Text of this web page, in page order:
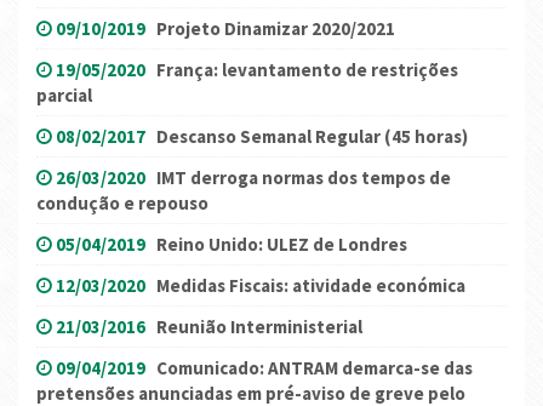
09/10/2019 Projeto Dinamizar 2020/2021
19/05/2020 França: levantamento de restrições
parcial
08/02/2017 Descanso Semanal Regular (45 horas)
26/03/2020 IMT derroga normas dos tempos de
condução e repouso
05/04/2019 Reino Unido: ULEZ de Londres
12/03/2020 Medidas Fiscais: atividade económica
21/03/2016 Reunião Interministerial
09/04/2019 Comunicado: ANTRAM demarca-se das
pretensões anunciadas em pré-aviso de greve pelo